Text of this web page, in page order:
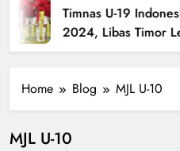
Timnas U-19
2024, Libas Timor
Semifinal
Home Blog MJL U-10
MJL U-10